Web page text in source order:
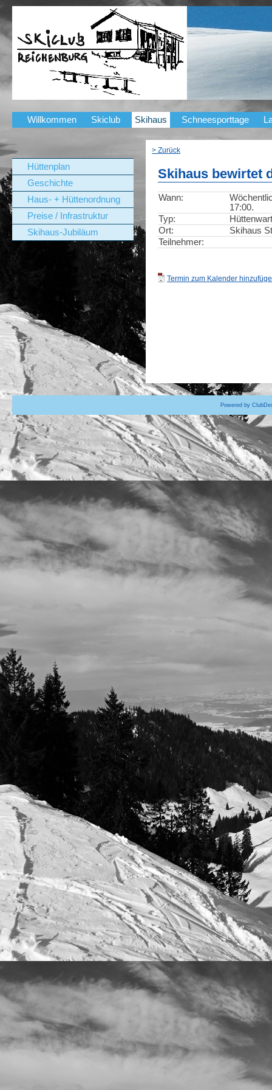
Willkommen Skiclub Skihaus Schneesporttage
Hüttenplan
Geschichte
Haus- + Hüttenordnung
Preise / Infrastruktur
Skihaus-Jubiläum
> Zurück
Skihaus bewirtet
Wann:
17:00.
Typ:
Hüttenwart
Ort:
Skihaus
Teilnehmer:
Termin zum Kalender
Powered by